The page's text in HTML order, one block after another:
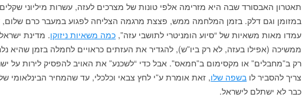
תאטרון האבסורד שבה היא מזרימה אלפי טונות של מצרכים לעזה, עשרות מיליוני שקלים
במזומן וגם דלק. בזמן המלחמה ממש, פצצת מרגמה הצליחה לפגוע במעבר כרם
עמדו מאות משאיות של “סיוע הומניטרי לתושבי עזה”, כמה משאיות ניזוקו. מדינת ישראל
ממשיכה (אפילו בעזה, לא רק ביו”ש), להגדיר את העזתים כראויים לחמלה בזמן שהיא
רק ב”מחבלים” או מקסימום ב”חמאס”. אבל כדי “לשכנע” את האויב להפסיק לירות על
צריך להסביר לו בשפה שלו, זאת אומרת ע”י לחץ צבאי וכלכלי, עד שהמחיר הבינלאומי
כבר לא ישתלם לישראל.